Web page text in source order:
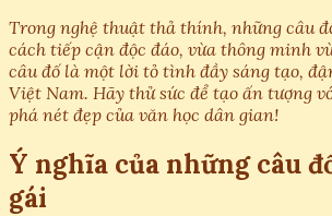
Trong nghệ thuật thả thính, những câu
cách tiếp cận độc đáo, vừa thông minh
câu đố là một lời tỏ tình đầy sáng tạo,
Việt Nam. Hãy thử sức để tạo ấn tượng
phá nét đẹp của văn học dân gian!
Ý nghĩa của những câu
gái